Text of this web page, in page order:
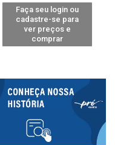
Faça seu login ou
cadastre-se para
ver preços e
comprar